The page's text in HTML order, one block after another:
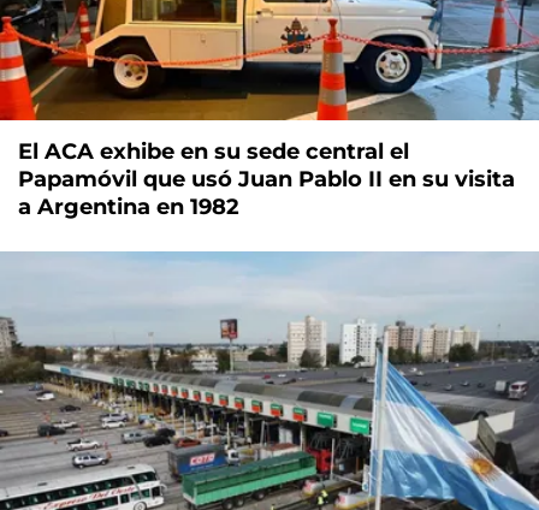
El ACA exhibe en su sede central el
Papamóvil que usó Juan Pablo II en su visita
a Argentina en 1982